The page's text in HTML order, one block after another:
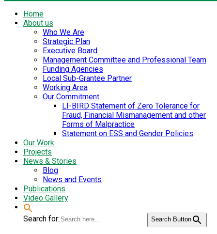
Home
About us
Who We Are
Strategic Plan
Executive Board
Management Committee and Professional Team
Funding Agencies
Local Sub-Grantee Partner
Working Area
Our Commitment
LI-BIRD Statement of Zero Tolerance for
Fraud, Financial Mismanagement and other
Forms of Malpractice
Statement on ESS and Gender Policies
Our Work
Projects
News & Stories
Blog
News and Events
Publications
Video Gallery
Search for: Search Button